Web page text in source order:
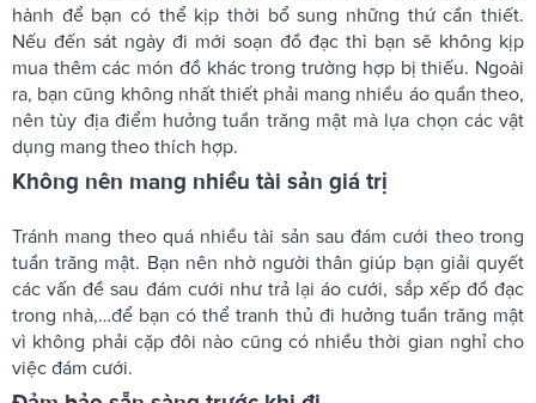
hành để bạn có thể kịp thời bổ sung những thứ cần thiết.
Nếu đến sát ngày đi mới soạn đồ đạc thì bạn sẽ không kịp
mua thêm các món đồ khác trong trường hợp bị thiếu. Ngoài
ra, bạn cũng không nhất thiết phải mang nhiều áo quần theo,
nên tùy địa điểm hưởng tuần trăng mật mà lựa chọn các vật
dụng mang theo thích hợp.
Không nên mang nhiều tài sản giá trị
Tránh mang theo quá nhiều tài sản sau đám cưới theo trong
tuần trăng mật. Bạn nên nhờ người thân giúp bạn giải quyết
các vấn đề sau đám cưới như trả lại áo cưới, sắp xếp đồ đạc
trong nhà,…để bạn có thể tranh thủ đi hưởng tuần trăng mật
vì không phải cặp đôi nào cũng có nhiều thời gian nghỉ cho
việc đám cưới.